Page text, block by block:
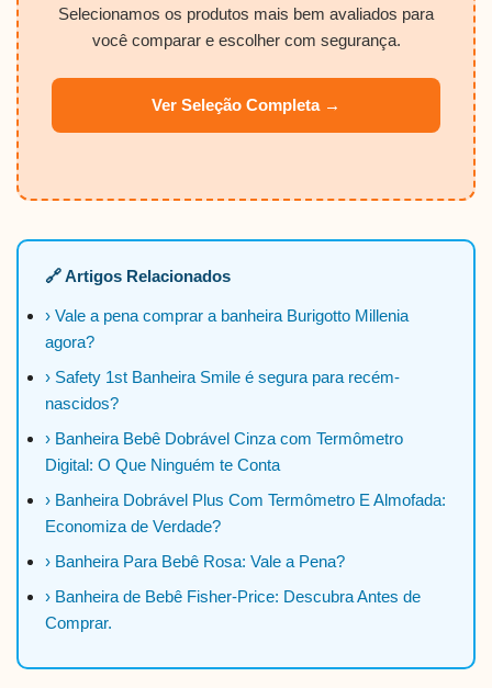
Selecionamos os produtos mais bem avaliados para
você comparar e escolher com segurança.
Ver Seleção Completa →
🔗 Artigos Relacionados
› Vale a pena comprar a banheira Burigotto Millenia
agora?
› Safety 1st Banheira Smile é segura para recém-
nascidos?
› Banheira Bebê Dobrável Cinza com Termômetro
Digital: O Que Ninguém te Conta
› Banheira Dobrável Plus Com Termômetro E Almofada:
Economiza de Verdade?
› Banheira Para Bebê Rosa: Vale a Pena?
› Banheira de Bebê Fisher-Price: Descubra Antes de
Comprar.